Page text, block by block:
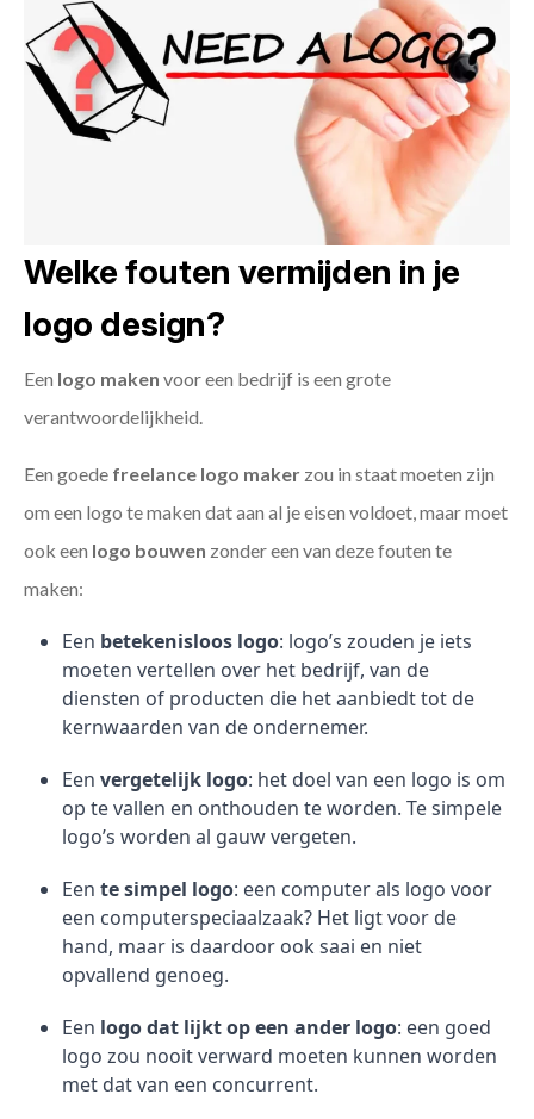
Welke fouten vermijden in je
logo design?
Een logo maken voor een bedrijf is een grote
verantwoordelijkheid.
Een goede freelance logo maker zou in staat moeten zijn
om een logo te maken dat aan al je eisen voldoet, maar moet
ook een logo bouwen zonder een van deze fouten te
maken:
Een betekenisloos logo: logo’s zouden je iets
moeten vertellen over het bedrijf, van de
diensten of producten die het aanbiedt tot de
kernwaarden van de ondernemer.
Een vergetelijk logo: het doel van een logo is om
op te vallen en onthouden te worden. Te simpele
logo’s worden al gauw vergeten.
Een te simpel logo: een computer als logo voor
een computerspeciaalzaak? Het ligt voor de
hand, maar is daardoor ook saai en niet
opvallend genoeg.
Een logo dat lijkt op een ander logo: een goed
logo zou nooit verward moeten kunnen worden
met dat van een concurrent.